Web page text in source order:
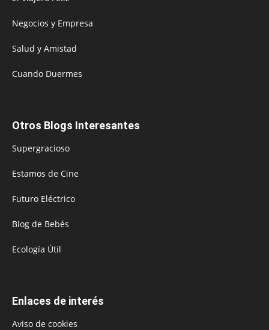
Negocios y Empresa
Salud y Amistad
Cuando Duermes
Otros Blogs Interesantes
Supergracioso
Estamos de Cine
Futuro Eléctrico
Blog de Bebés
Ecología Útil
Enlaces de interés
Aviso de cookies